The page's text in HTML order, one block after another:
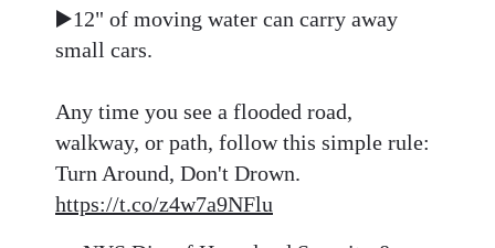
▶️12" of moving water can carry away
small cars.
Any time you see a flooded road,
walkway, or path, follow this simple rule:
Turn Around, Don't Drown.
https://t.co/z4w7a9NFlu